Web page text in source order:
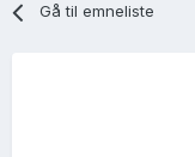
Gå til emneliste